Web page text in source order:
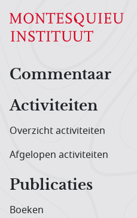
Commentaar
Activiteiten
Overzicht activiteiten
Afgelopen activiteiten
Publicaties
Boeken